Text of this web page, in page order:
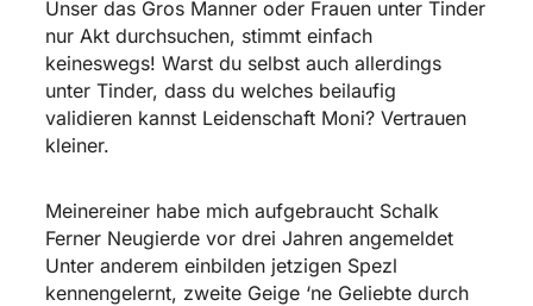
Unser das Gros Manner oder Frauen unter Tinder
nur Akt durchsuchen, stimmt einfach
keineswegs! Warst du selbst auch allerdings
unter Tinder, dass du welches beilaufig
validieren kannst Leidenschaft Moni? Vertrauen
kleiner.
Meinereiner habe mich aufgebraucht Schalk
Ferner Neugierde vor drei Jahren angemeldet
Unter anderem einbilden jetzigen Spezl
kennengelernt, zweite Geige ‘ne Geliebte durch